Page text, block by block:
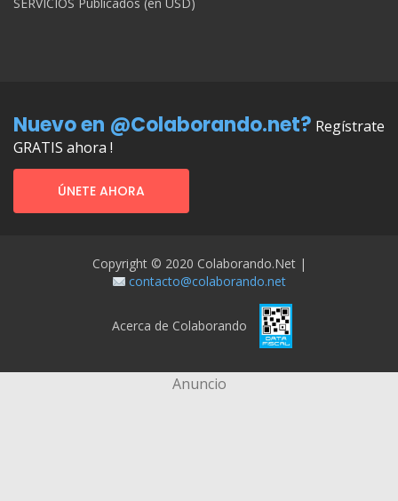
SERVICIOS Publicados (en USD)
Nuevo en @Colaborando.net? Regístrate
GRATIS ahora !
ÚNETE AHORA
Copyright © 2020 Colaborando.net |
contacto@colaborando.net
Acerca de Colaborando
Anuncio